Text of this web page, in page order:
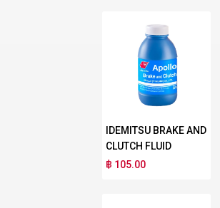
IDEMITSU BRAKE AND
CLUTCH FLUID
฿ 105.00